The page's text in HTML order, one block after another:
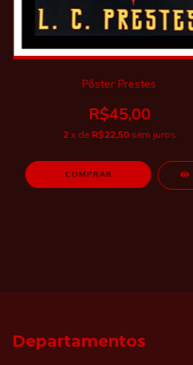
Pôster Prestes
R$45,00
2 x deR$22,50 sem juros
Departamentos